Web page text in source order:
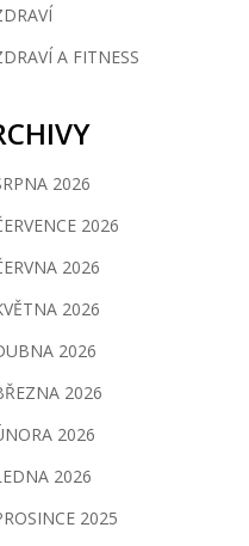
A FITNESS
2026
2026
2026
2026
2026
2026
2026
2026
2025